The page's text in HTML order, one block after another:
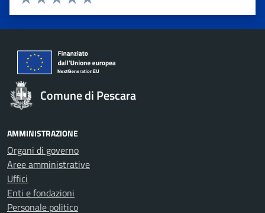
Valuta 5 stelle su 5
Valuta 4 stelle su 5
Valuta 3 stelle su 5
Valuta 2 stelle su 5
Valuta 1 stelle su 5
Comune di Pescara
AMMINISTRAZIONE
Organi di governo
Aree amministrative
Uffici
Enti e fondazioni
Personale politico